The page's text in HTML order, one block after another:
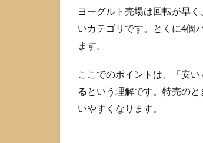
手”に
よっ
て安
わる
原
ヨーグルト売場は回転が早
いカテゴリです。とくに4個
ます。
ここでのポイントは、「安
る という理解です。特売の
いやすくなります。